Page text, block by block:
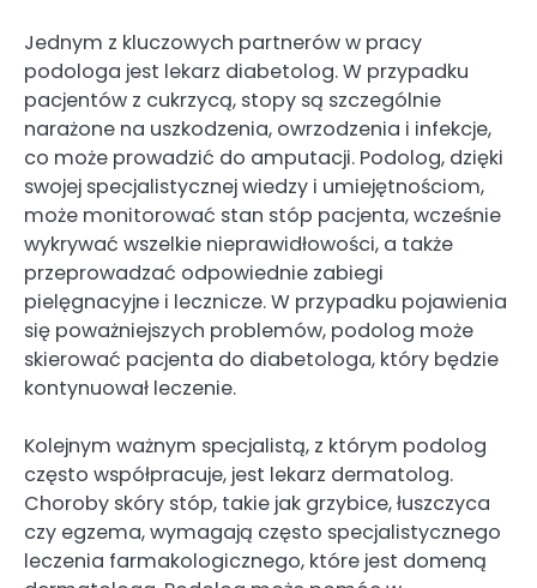
Jednym z kluczowych partnerów w pracy
podologa jest lekarz diabetolog. W przypadku
pacjentów z cukrzycą, stopy są szczególnie
narażone na uszkodzenia, owrzodzenia i infekcje,
co może prowadzić do amputacji. Podolog, dzięki
swojej specjalistycznej wiedzy i umiejętnościom,
może monitorować stan stóp pacjenta, wcześnie
wykrywać wszelkie nieprawidłowości, a także
przeprowadzać odpowiednie zabiegi
pielęgnacyjne i lecznicze. W przypadku pojawienia
się poważniejszych problemów, podolog może
skierować pacjenta do diabetologa, który będzie
kontynuował leczenie.
Kolejnym ważnym specjalistą, z którym podolog
często współpracuje, jest lekarz dermatolog.
Choroby skóry stóp, takie jak grzybice, łuszczyca
czy egzema, wymagają często specjalistycznego
leczenia farmakologicznego, które jest domeną